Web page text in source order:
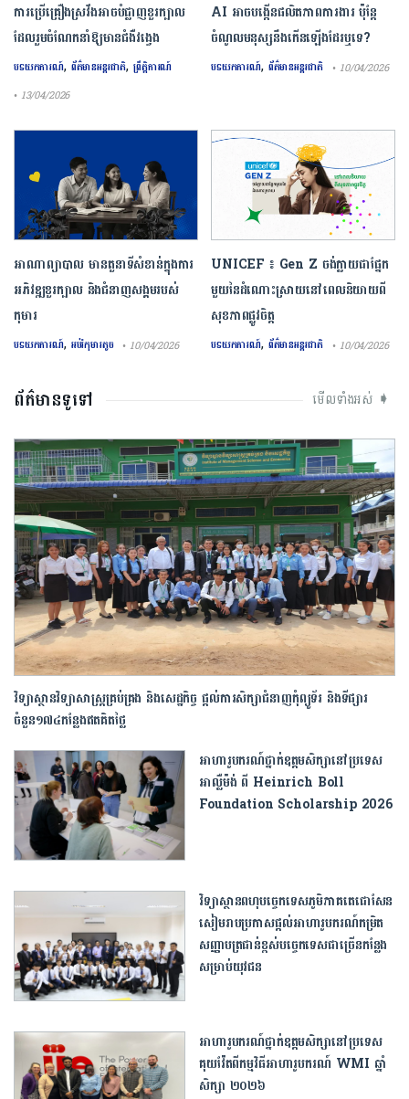
ការ​ប្រើគ្រឿង​ស្រវឹង​អាចបំផ្លាញ​ខួរក្បាល
ដែល​រួមចំណែក​នាំឱ្យ​មាន​ជំងឺ​វង្វេង
បទយកការណ៍, ព័ត៌មានអន្តរជាតិ,ព្រឹត្តិការណ៍
• 13/04/2026
AI អាចបង្កើនផលិតភាពការងារ ប៉ុន្តែ
ចំណូលមនុស្សនឹងកើនឡើងដែរឬទេ?
បទយកការណ៍, ព័ត៌មានអន្តរជាតិ • 10/04/2026
អាណាព្យាបាល មានតួនាទីសំខាន់ក្នុងការ
អភិវឌ្ឍខួរក្បាល និងជំនាញសង្គមរបស់
កុមារ
បទយកការណ៍, អប់រំកុមារតូច • 10/04/2026
UNICEF ៖ Gen Z ចង់ក្លាយ​ជា​ផ្នែក​
មួយ​នៃ​ដំណោះស្រាយ​នៅ​ពេល​និយាយ​ពី
សុខភាព​ផ្លូវចិត្ត
បទយកការណ៍, ព័ត៌មានអន្តរជាតិ • 10/04/2026
ព័ត៌មានទូទៅ មើលទាំងអស់ ➧
វិទ្យាស្ថានវិទ្យាសាស្រ្តគ្រប់គ្រង និងសេដ្ឋកិច្ច ផ្ដល់ការសិក្សាជំនាញកុំព្យូទ័រ និងទីផ្សារ
ចំនួន១៧៤កន្លែងឥតគិតថ្លៃ
អាហារូបករណ៍ថ្នាក់ឧត្ដមសិក្សានៅប្រទេស​
អាល្លឺម៉ង់ ពី Heinrich Boll
Foundation Scholarship 2026
វិទ្យាស្ថានពហុបច្ចេកទេសភូមិភាគតេជោសែន
សៀមរាបប្រកាស​ផ្ដល់អាហារូបករណ៍កម្រិត
សញ្ញាបត្រជាន់ខ្ពស់បច្ចេកទេស​ជាច្រើន​កន្លែង
សម្រាប់យុវជន
អាហារូបករណ៍ថ្នាក់ឧត្ដមសិក្សានៅប្រទេស
គុយវ៉ែតពីកម្មវិធីអាហារូបករណ៍ WMI ឆ្នាំ
សិក្សា ២០២៦